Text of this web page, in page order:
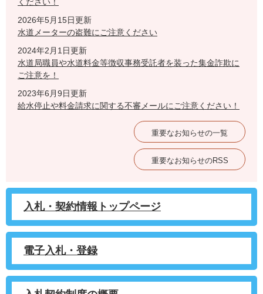
2026年5月15日更新
水道メーターの盗難にご注意ください
2024年2月1日更新
水道局職員や水道料金等徴収事務受託者を装った集金詐欺に
ご注意を！
2023年6月9日更新
給水停止や料金請求に関する不審メールにご注意ください！
重要なお知らせの一覧
重要なお知らせのRSS
入札・契約情報トップページ
電子入札・登録